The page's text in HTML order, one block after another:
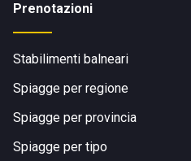
Prenotazioni
Stabilimenti balneari
Spiagge per regione
Spiagge per provincia
Spiagge per tipo